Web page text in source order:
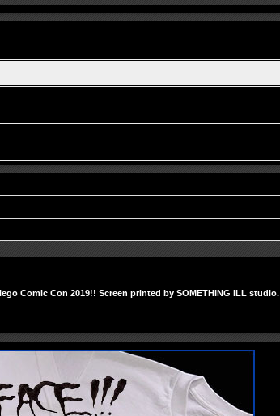
Comic Con 2019!! Screen printed by SOMETHING ILL studio.